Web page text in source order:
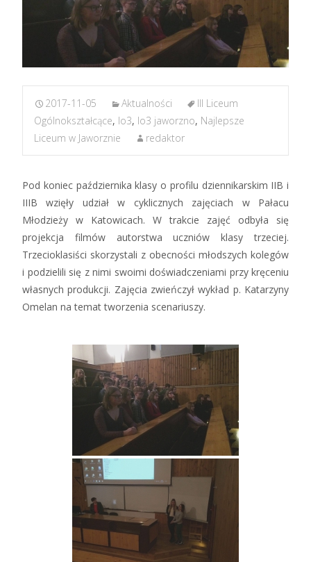
2017-11-05 Aktualności
III Liceum
Ogólnokształcące, lo3, lo3 jaworzno, Najlepsze
Liceum w Jaworznie
redaktor
Pod koniec października klasy o profilu dziennikarskim IIB i
IIIB wzięły udział w cyklicznych zajęciach w Pałacu
Młodzieży w Katowicach. W trakcie zajęć odbyła się
projekcja filmów autorstwa uczniów klasy trzeciej.
Trzecioklasiści skorzystali z obecności młodszych kolegów
i podzielili się z nimi swoimi doświadczeniami przy kręceniu
własnych produkcji. Zajęcia zwieńczył wykład p. Katarzyny
Omelan na temat tworzenia scenariuszy.